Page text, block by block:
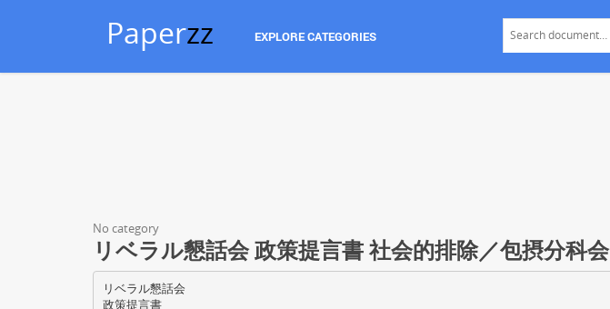
Paperzz EXPLORE CATEGORIES
No category
リベラル懇話会 政策提言書 社会的排除／包摂分科会
リベラル懇話会
政策提言書